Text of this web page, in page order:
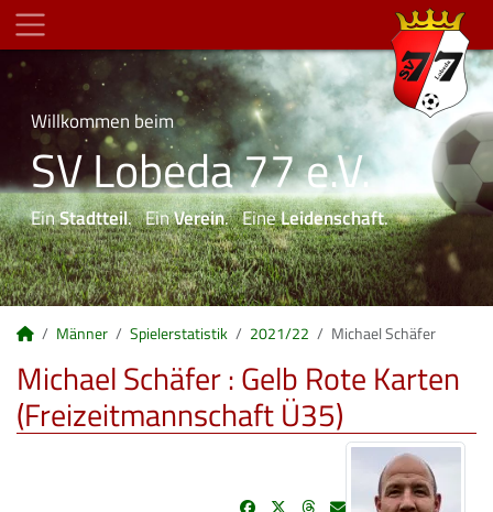
Willkommen beim
SV Lobeda 77 e.V.
EinStadtteil. EinVerein. EineLeidenschaft.
Männer Spielerstatistik 2021/22 Michael Schäfer
Michael Schäfer : Gelb Rote Karten
(Freizeitmannschaft Ü35)